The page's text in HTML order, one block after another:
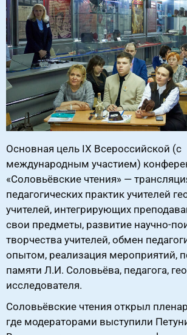
Основная цель IХ Всероссийской (с
международным участием)
«Соловьёвские чтения» —
педагогических практик учителей
учителей, интегрирующих
свои предметы, развитие научно-
творчества учителей, обмен
опытом, реализация мероприятий,
памяти Л.И. Соловьёва, педагога,
исследователя.
Соловьёвские чтения открыл
где модераторами выступили